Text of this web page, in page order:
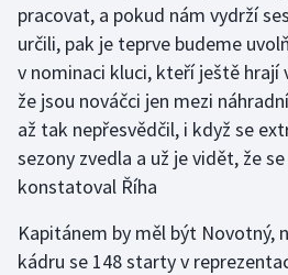
pracovat, a pokud nám vydrží
určili, pak je teprve budeme
v nominaci kluci, kteří ještě hrají
že jsou nováčci jen mezi
až tak nepřesvědčil, i když se
sezony zvedla a už je vidět, že
konstatoval Říha
Kapitánem by měl být Novotný,
kádru se 148 starty v